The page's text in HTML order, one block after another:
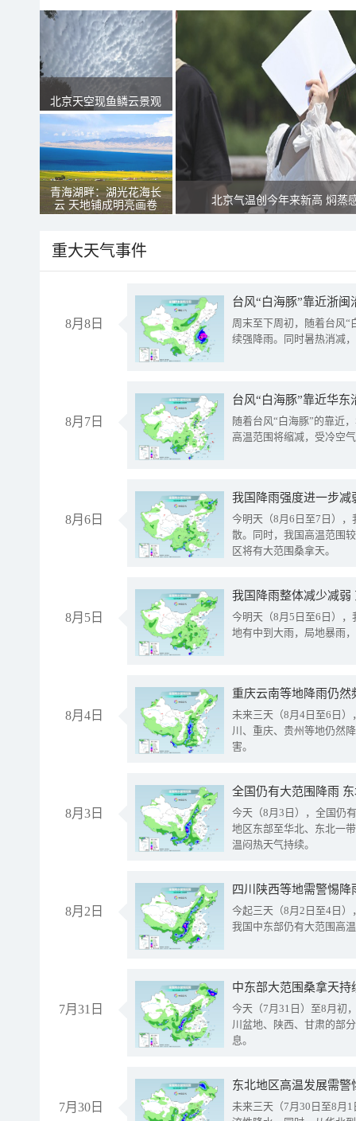
北京天空现鱼鳞云景观
青海湖畔：湖光花海长
云 天地铺成明亮画卷
北京气温创今年来新高 焖蒸
重大天气事件
8月8日
台风“白海豚”靠近浙
周末至下周初，随着台风“
续强降雨。同时暑热消减
8月7日
台风“白海豚”靠近华
随着台风“白海豚”的靠近
高温范围将缩减，受冷空
8月6日
今明天（8月6日至7日）
散。同时，我国高温范围
区将有大范围桑拿天。
8月5日
我国降雨整体减少减弱
今明天（8月5日至6日）
地有中到大雨，局地暴雨
8月4日
重庆云南等地降雨仍然
未来三天（8月4日至6日
川、重庆、贵州等地仍然
害。
8月3日
全国仍有大范围降雨
今天（8月3日），全国仍
地区东部至华北、东北一
温闷热天气持续。
8月2日
今起三天（8月2日至4日
我国中东部仍有大范围高
7月31日
中东部大范围桑拿天
今天（7月31日）至8月初
川盆地、陕西、甘肃的部
息。
7月30日
东北地区高温发展需
未来三天（7月30日至8月